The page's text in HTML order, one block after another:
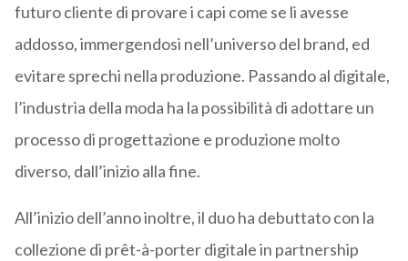
futuro cliente di provare i capi come se li avesse
addosso, immergendosi nell’universo del brand, ed
evitare sprechi nella produzione. Passando al digitale,
l’industria della moda ha la possibilità di adottare un
processo di progettazione e produzione molto
diverso, dall’inizio alla fine.
All’inizio dell’anno inoltre, il duo ha debuttato con la
collezione di prêt-à-porter digitale in partnership